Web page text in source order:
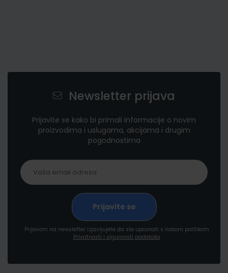
Newsletter prijava
Prijavite se kako bi primali informacije o novim
proizvodima i uslugama, akcijama i drugim
pogodnostima
Prijavom na newsletter izjavljujete da ste upoznati s našom politikom
Privatnosti i sigurnosti podataka